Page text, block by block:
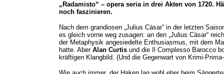
„Radamisto“ – opera seria in drei Akten von 1720.
noch faszinieren.
Nach dem grandiosen „Julius Cäsar“ in der letzten
es gleich vorne weg zusagen: an den „Julius Cäsar“
der Metaphysik angesiedelte Enthusiasmus, mit dem
hatte. Aber Alan Curtis und die Il Complesso Barocco
kräftigen Klangbild. (Und die Gegenwart von Krimi-